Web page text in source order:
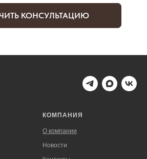
КОНСУЛЬТАЦИЮ
КОМПАНИЯ
О компании
Новости